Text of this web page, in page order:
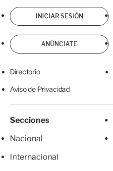
INICIAR SESIÓN
ANÚNCIATE
Directorio
Aviso de Privacidad
Secciones
Nacional
Internacional